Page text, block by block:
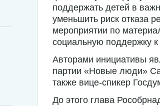
поддержать детей в
уменьшить риск отказа
мероприятии по
социальную поддержку
Авторами инициативы
партии «Новые люди»
также вице-спикер
До этого глава